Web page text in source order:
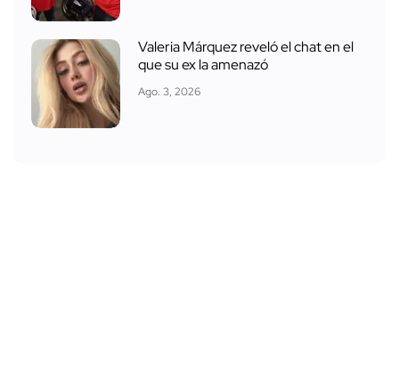
Valeria Márquez reveló el chat en el
que su ex la amenazó
Ago. 3, 2026